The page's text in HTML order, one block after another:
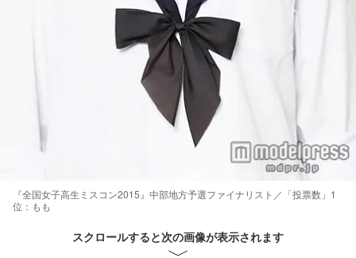
『全国女子高生ミスコン2015』中部地方予選ファイナリスト／「投票数」1
位：もも
スクロールすると次の画像が表示されます